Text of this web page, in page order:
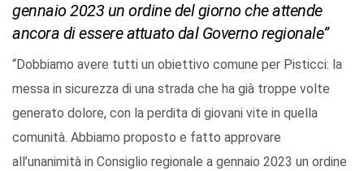
gennaio 2023 un ordine del giorno che attende
ancora di essere attuato dal Governo regionale”
“Dobbiamo avere tutti un obiettivo comune per Pisticci: la
messa in sicurezza di una strada che ha già troppe volte
generato dolore, con la perdita di giovani vite in quella
comunità. Abbiamo proposto e fatto approvare
all’unanimità in Consiglio regionale a gennaio 2023 un ordine